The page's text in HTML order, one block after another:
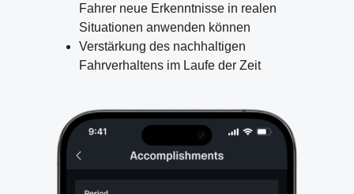
Fahrer neue Erkenntnisse in realen
Situationen anwenden können
Verstärkung des nachhaltigen
Fahrverhaltens im Laufe der Zeit